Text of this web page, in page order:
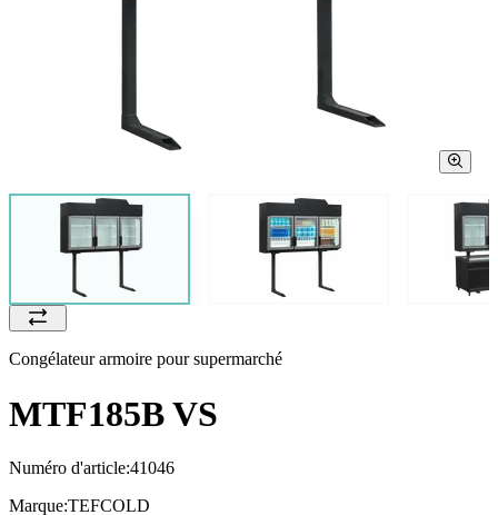
Congélateur armoire pour supermarché
MTF185B VS
Numéro d'article:41046
Marque:TEFCOLD